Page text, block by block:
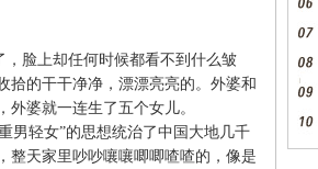
脸上却任何时候都看不到什么皱
拾的干干净净，漂漂亮亮的。外婆和
婆就一连生了五个女儿。
男轻女”的思想统治了中国大地几千
整天家里吵吵嚷嚷唧唧喳喳的，像是